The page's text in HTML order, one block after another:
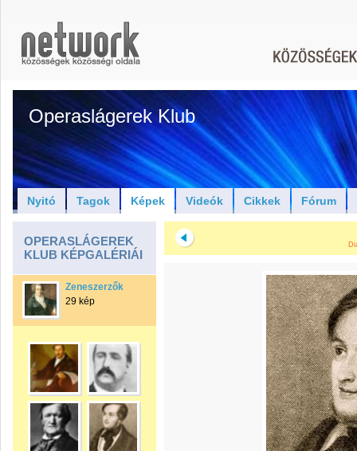
Operaslágerek Klub
Nyitó Tagok Képek Videók Cikkek Fórum
OPERASLÁGEREK
KLUB KÉPGALÉRIÁI
Zeneszerzők
29 kép